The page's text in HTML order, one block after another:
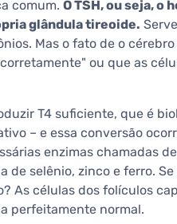
comum. O TSH, ou seja, o
glândula tireoide.
Mas o fato de o
ou que as
T4 suficiente, que é
– e essa conversão
enzimas chamadas
selênio, zinco e ferro. Se
As células dos folículos
perfeitamente normal.